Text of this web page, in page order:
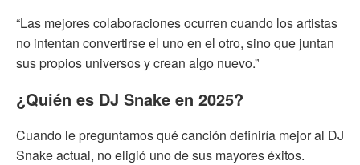
“Las mejores colaboraciones ocurren cuando los artistas
no intentan convertirse el uno en el otro, sino que juntan
sus propios universos y crean algo nuevo.”
¿Quién es DJ Snake en 2025?
Cuando le preguntamos qué canción definiría mejor al DJ
Snake actual, no eligió uno de sus mayores éxitos.